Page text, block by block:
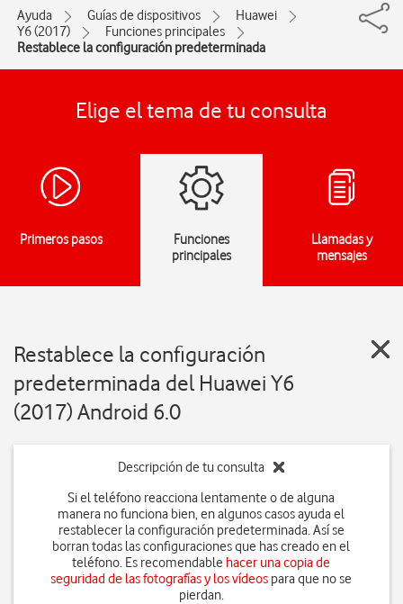
Ayuda Guías de dispositivos
Huawei
Y6 (2017)
Funciones principales
Restablece la configuración predeterminada
Elige el tema de tu consulta
Primeros pasos
Funciones
principales
Llamadas y
mensajes
Restablece la configuración
predeterminada del Huawei Y6
(2017) Android 6.0
Descripción de tu consulta
Si el teléfono reacciona lentamente o de alguna
manera no funciona bien, en algunos casos ayuda el
restablecer la configuración predeterminada. Así se
borran todas las configuraciones que has creado en el
teléfono. Es recomendable hacer una copia de
seguridad de las fotografías y los vídeos para que no se
pierdan.